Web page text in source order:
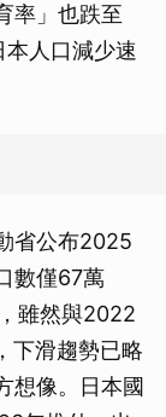
率」也跌至
本人口減少速
省公布2025
數僅67萬
雖然與2022
下滑趨勢已略
想像。日本國